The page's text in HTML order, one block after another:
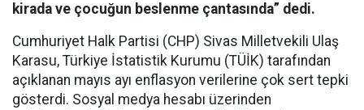
kirada ve çocuğun beslenme çantasında” dedi.
Cumhuriyet Halk Partisi (CHP) Sivas Milletvekili Ulaş
Karasu, Türkiye İstatistik Kurumu (TÜİK) tarafından
açıklanan mayıs ayı enflasyon verilerine çok sert tepki
gösterdi. Sosyal medya hesabı üzerinden